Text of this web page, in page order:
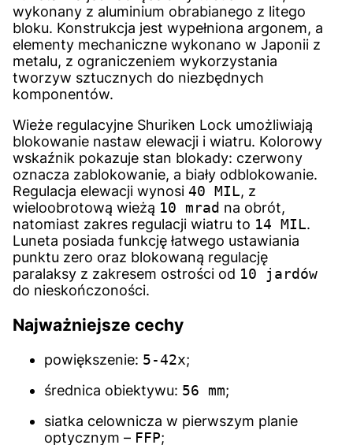
wykonany z aluminium obrabianego z litego
bloku. Konstrukcja jest wypełniona argonem, a
elementy mechaniczne wykonano w Japonii z
metalu, z ograniczeniem wykorzystania
tworzyw sztucznych do niezbędnych
komponentów.
Wieże regulacyjne Shuriken Lock umożliwiają
blokowanie nastaw elewacji i wiatru. Kolorowy
wskaźnik pokazuje stan blokady: czerwony
oznacza zablokowanie, a biały odblokowanie.
Regulacja elewacji wynosi 40 MIL, z
wieloobrotową wieżą 10 mrad na obrót,
natomiast zakres regulacji wiatru to 14 MIL.
Luneta posiada funkcję łatwego ustawiania
punktu zero oraz blokowaną regulację
paralaksy z zakresem ostrości od 10 jardów
do nieskończoności.
Najważniejsze cechy
powiększenie: 5-42x;
średnica obiektywu: 56 mm;
siatka celownicza w pierwszym planie
optycznym – FFP;